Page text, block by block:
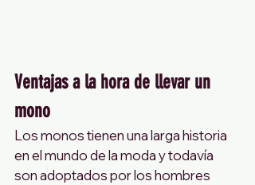
Ventajas a la hora de llevar un
mono
Los monos tienen una larga historia
en el mundo de la moda y todavía
son adoptados por los hombres